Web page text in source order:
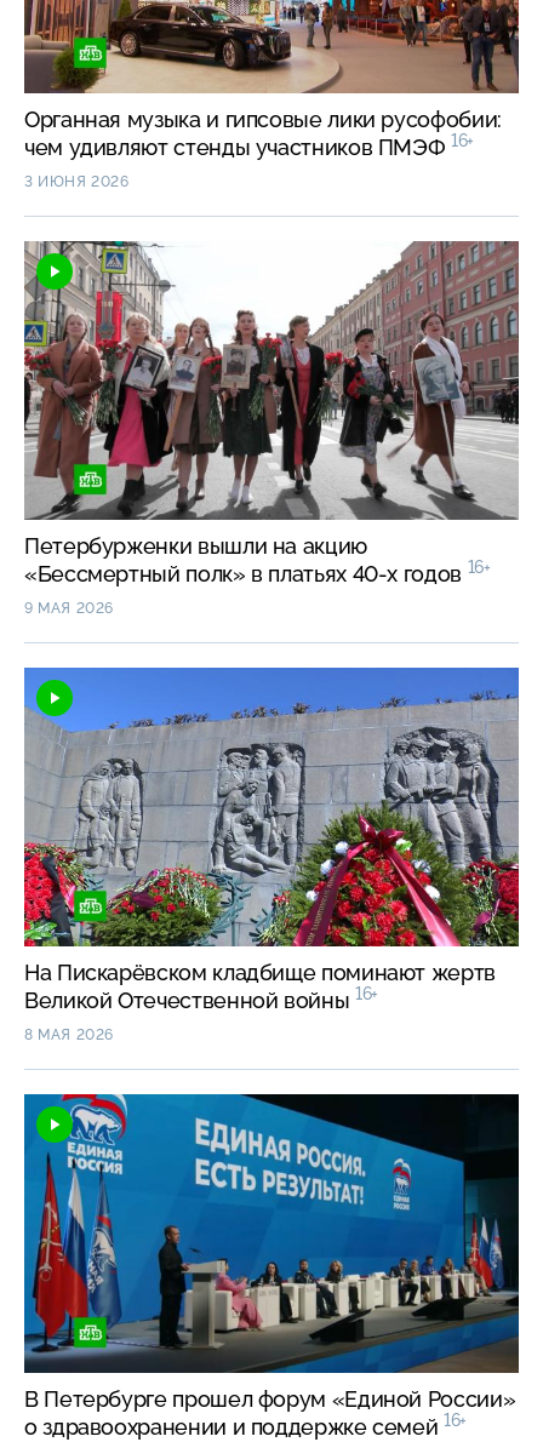
Органная музыка и гипсовые лики русофобии:
чем удивляют стенды участников ПМЭФ 16+
3 ИЮНЯ 2026
Петербурженки вышли на акцию
«Бессмертный полк» в платьях 40-х годов 16+
9 МАЯ 2026
На Пискарёвском кладбище поминают жертв
Великой Отечественной войны 16+
8 МАЯ 2026
В Петербурге прошел форум «Единой России»
о здравоохранении и поддержке семей 16+